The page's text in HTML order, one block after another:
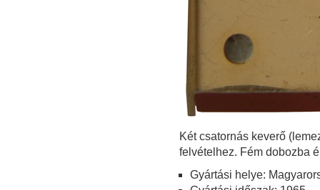
Két csatornás keverő
felvételhez. Fém dobozba
Gyártási helye: